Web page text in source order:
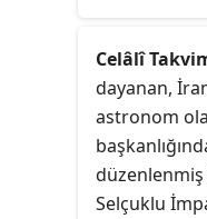
Celâlî
dayanan,
astronom
Selçuklu